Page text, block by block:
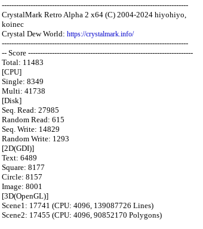
------------------------------------------------------------------------------
CrystalMark Retro Alpha 2 x64 (C) 2004-2024 hiyohiyo,
koinec
Crystal Dew World: https://crystalmark.info/
------------------------------------------------------------------------------
-- Score ---------------------------------------------------------------------
Total: 11483
[CPU]
Single: 8349
Multi: 41738
[Disk]
Seq. Read: 27985
Random Read: 615
Seq. Write: 14829
Random Write: 1293
[2D(GDI)]
Text: 6489
Square: 8177
Circle: 8157
Image: 8001
[3D(OpenGL)]
Scene1: 17741 (CPU: 4096, 139087726 Lines)
Scene2: 17455 (CPU: 4096, 90852170 Polygons)